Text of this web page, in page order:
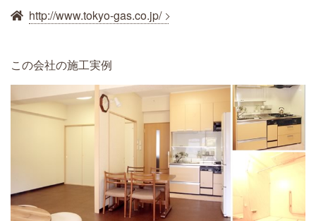
http://www.tokyo-gas.co.jp/
この会社の施工実例